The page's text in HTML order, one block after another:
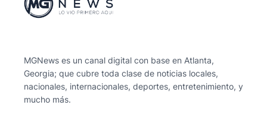
MGNews es un canal digital con base en Atlanta,
Georgia; que cubre toda clase de noticias locales,
nacionales, internacionales, deportes, entretenimiento, y
mucho más.